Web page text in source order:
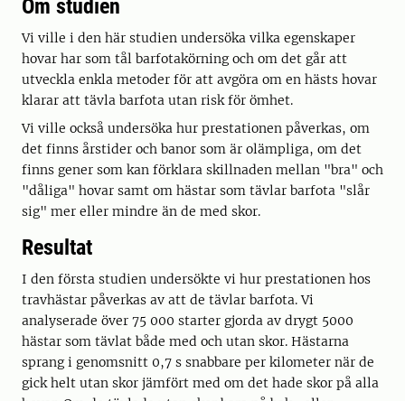
Om studien
Vi ville i den här studien undersöka vilka egenskaper
hovar har som tål barfotakörning och om det går att
utveckla enkla metoder för att avgöra om en hästs hovar
klarar att tävla barfota utan risk för ömhet.
Vi ville också undersöka hur prestationen påverkas, om
det finns årstider och banor som är olämpliga, om det
finns gener som kan förklara skillnaden mellan "bra" och
"dåliga" hovar samt om hästar som tävlar barfota "slår
sig" mer eller mindre än de med skor.
Resultat
I den första studien undersökte vi hur prestationen hos
travhästar påverkas av att de tävlar barfota. Vi
analyserade över 75 000 starter gjorda av drygt 5000
hästar som tävlat både med och utan skor. Hästarna
sprang i genomsnitt 0,7 s snabbare per kilometer när de
gick helt utan skor jämfört med om det hade skor på alla